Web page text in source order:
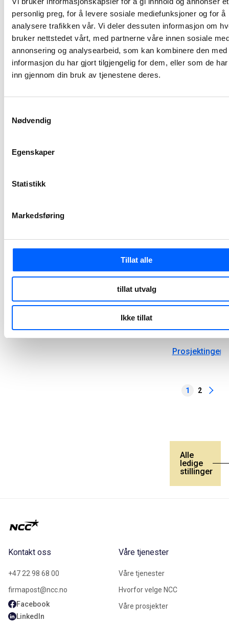
personlig preg, for å levere sosiale mediefunksjoner og for å
analysere trafikken vår. Vi deler dessuten informasjon om
bruker nettstedet vårt, med partnerne våre innen sosiale
annonsering og analysearbeid, som kan kombinere den med
informasjon du har gjort tilgjengelig for dem, eller som de
inn gjennom din bruk av tjenestene deres.
Nødvendig
Egenskaper
Statistikk
Markedsføring
Tillat alle
tillat utvalg
Ikke tillat
trives i NCC.
Møt våre
medarbeidere
ledige
Management
1 2
Alle
ledige
stillinger
Kontakt oss
+47 22 98 68 00
firmapost@ncc.no
Facebook
LinkedIn
Våre tjenester
Våre tjenester
Hvorfor velge NCC
Våre prosjekter